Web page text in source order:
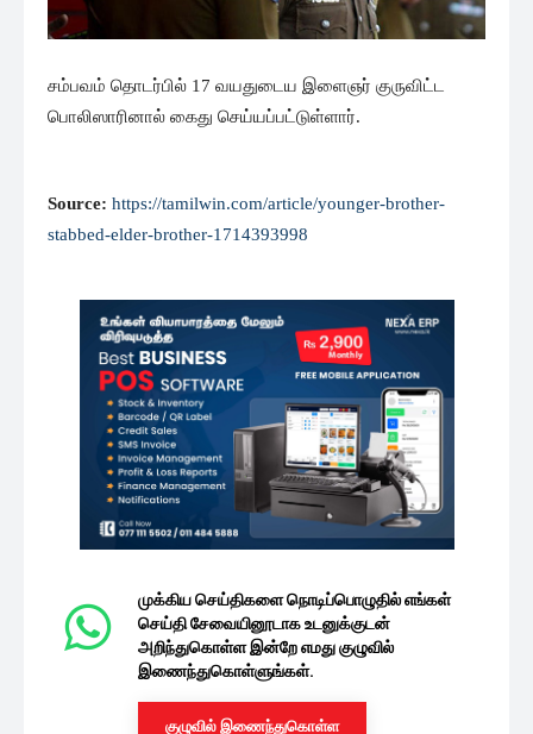
சம்பவம் தொடர்பில் 17 வயதுடைய இளைஞர் குருவிட்ட
பொலிஸாரினால் கைது செய்யப்பட்டுள்ளார்.
Source: https://tamilwin.com/article/younger-brother-
stabbed-elder-brother-1714393998
முக்கிய செய்திகளை நொடிப்பொழுதில் எங்கள்
செய்தி சேவையினூடாக உடனுக்குடன்
அறிந்துகொள்ள இன்றே எமது குழுவில்
இணைந்துகொள்ளுங்கள்.
குழுவில் இணைந்துகொள்ள